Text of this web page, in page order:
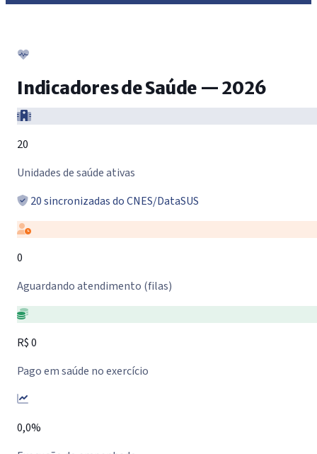
Indicadores de Saúde — 2026
20
Unidades de saúde ativas
20 sincronizadas do CNES/DataSUS
0
Aguardando atendimento (filas)
R$ 0
Pago em saúde no exercício
0,0%